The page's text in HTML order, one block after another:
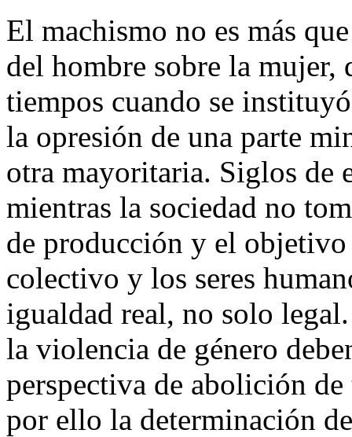
El machismo no es más
del hombre sobre la mujer,
tiempos cuando se
la opresión de una parte
otra mayoritaria. Siglos de
mientras la sociedad no
de producción y el
colectivo y los seres
igualdad real, no solo
la violencia de género
perspectiva de abolición
por ello la determinación